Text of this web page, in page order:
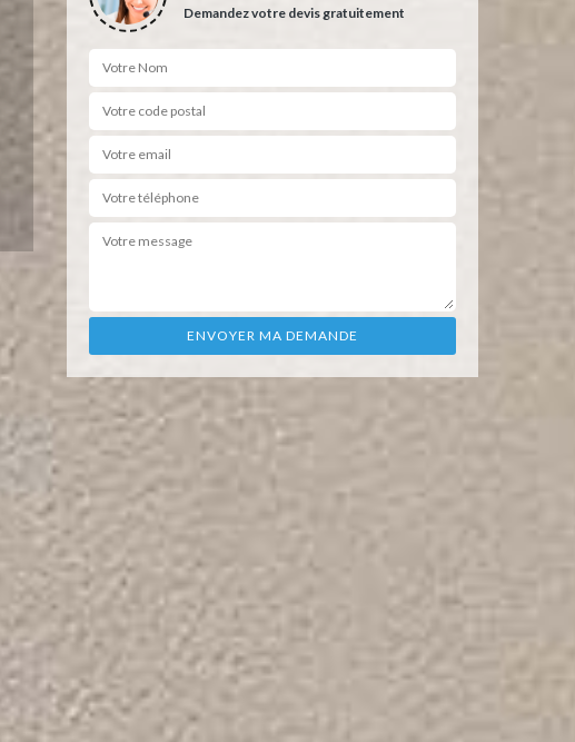
Demandez votre devis gratuitement